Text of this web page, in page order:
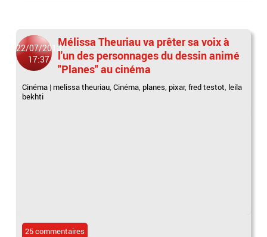
22/07/2013
17:37
Mélissa Theuriau va prêter sa voix à
l'un des personnages du dessin animé
"Planes" au cinéma
Cinéma | melissa theuriau ,Cinéma planes pixar,fred testot leila
bekhti
25 commentaires